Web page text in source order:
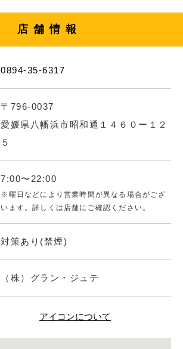
店舗情報
0894-35-6317
〒796-0037
愛媛県八幡浜市昭和通１４６０ー１２
５
7:00〜22:00
※曜日などにより営業時間が異なる場合がござ
います。詳しくは店舗にご確認ください。
対策あり(禁煙)
（株）グラン・ジュテ
アイコンについて